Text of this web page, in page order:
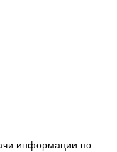
информации по